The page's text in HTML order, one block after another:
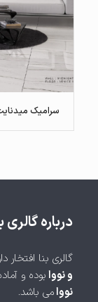
سرامیک
درباره گالری
گالری بنا افتخار
و نووابوده و
نووامی باشد.